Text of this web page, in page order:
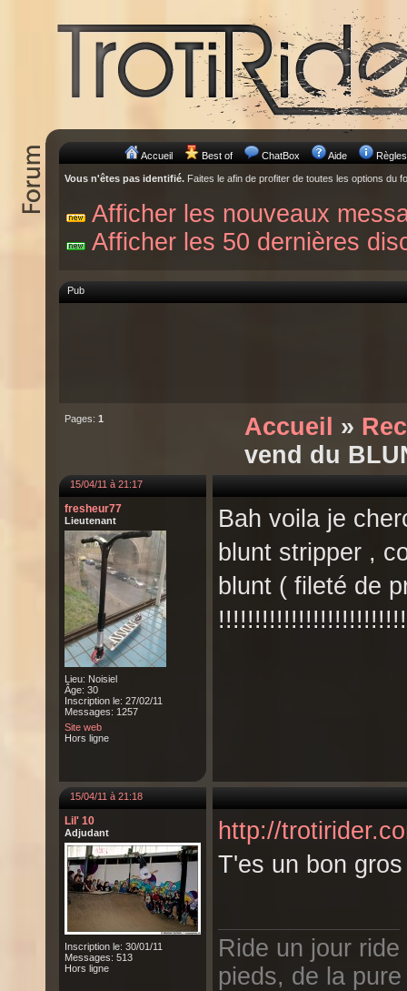
Accueil Best of ChatBox Aide Règles
Vous n'êtes pas identifié. Faites le afin de profiter de toutes les options du
Afficher les nouveaux
Afficher les 50 dernières
Pub
Pages: 1 Accueil »
vend du
15/04/11 à 21:17
fresheur77
Lieutenant
Lieu: Noisiel
Âge: 30
Inscription le: 27/02/11
Messages: 1257
Site web
Hors ligne
Bah voila je
blunt stripper ,
blunt ( fileté de
15/04/11 à 21:18
Lil' 10
Adjudant
Inscription le: 30/01/11
Messages: 513
Hors ligne
http://
T'es un bon
Ride un jour
pieds, de la